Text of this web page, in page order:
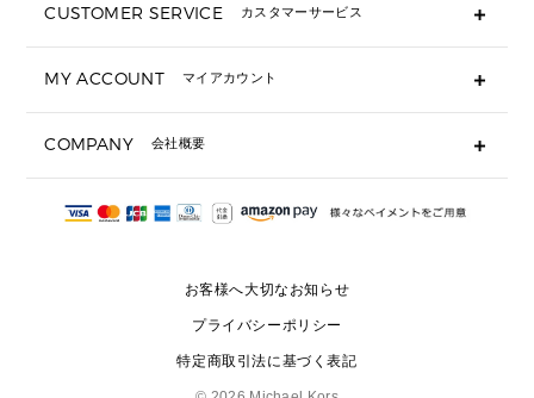
▶ 小物すべて
定期ケース・カードケース・名刺入れ
サンダル
スニーカー
▶ ウェア
CUSTOMER SERVICE カスタマーサービス
ギフト用にラッピングができますか？
ショッピングバッグを購入商品分送ってもらえますか？
注文後に完了メールが受信できないのですが？
サイズ交換はできますか？
MY ACCOUNT マイアカウント
COMPANY 会社概要
会社概要
お客様へ大切なお知らせ
プライバシーポリシー
特定商取引法に基づく表記